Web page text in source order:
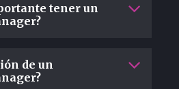
tener un
de un